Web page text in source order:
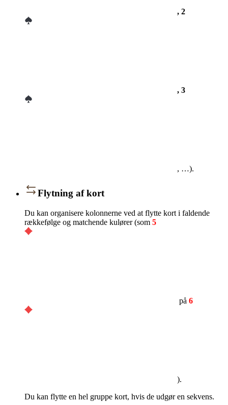
, 2
, 3
, …).
Flytning af kort
Du kan organisere kolonnerne ved at flytte kort i faldende
rækkefølge og matchende kulører (som 5
på 6
).
Du kan flytte en hel gruppe kort, hvis de udgør en sekvens.